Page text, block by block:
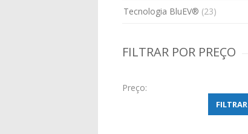
Tecnologia BluEV® (23)
FILTRAR POR PREÇO
Preço:
FILTRAR